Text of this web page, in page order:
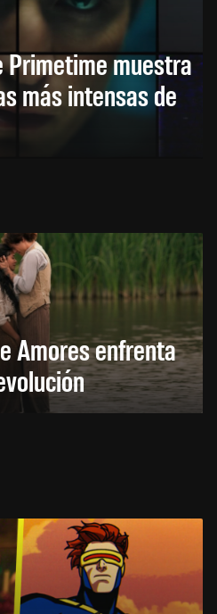
Primetime muestra
más intensas de
Amores enfrenta